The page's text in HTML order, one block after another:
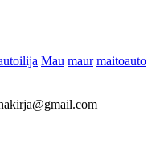
Mau maur maitoauto